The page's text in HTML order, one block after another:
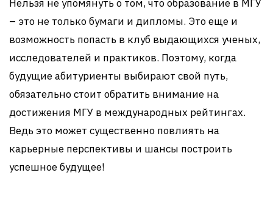
Нельзя не упомянуть о том, что образование в МГУ
– это не только бумаги и дипломы. Это еще и
возможность попасть в клуб выдающихся ученых,
исследователей и практиков. Поэтому, когда
будущие абитуриенты выбирают свой путь,
обязательно стоит обратить внимание на
достижения МГУ в международных рейтингах.
Ведь это может существенно повлиять на
карьерные перспективы и шансы построить
успешное будущее!